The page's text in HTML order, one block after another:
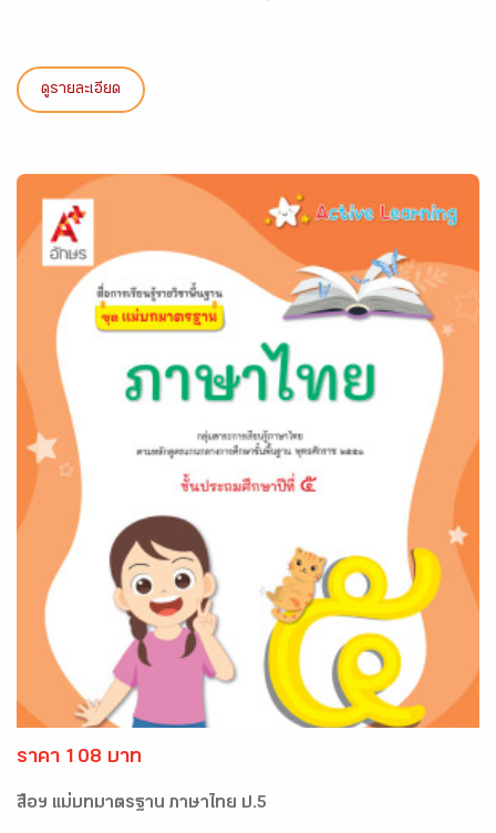
ดูรายละเอียด
ราคา 108 บาท
สื่อฯ แม่บทมาตรฐาน ภาษาไทย ป.5